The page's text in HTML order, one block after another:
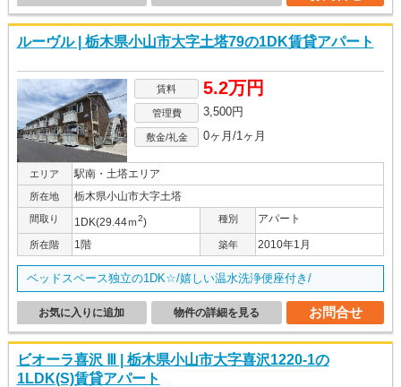
ルーヴル | 栃木県小山市大字土塔79の1DK賃貸アパート
賃料 5.2万円
管理費 3,500円
敷金/礼金 0ヶ月/1ヶ月
エリア 駅南・土塔エリア
所在地 栃木県小山市大字土塔
間取り 1DK(29.44ｍ2) 種別 アパート
所在階 1階 築年 2010年1月
ベッドスペース独立の1DK☆/嬉しい温水洗浄便座付き/
お問合せ
物件の詳細を見る
お気に入りに追加
ビオーラ喜沢 Ⅲ | 栃木県小山市大字喜沢1220-1の
1LDK(S)賃貸アパート